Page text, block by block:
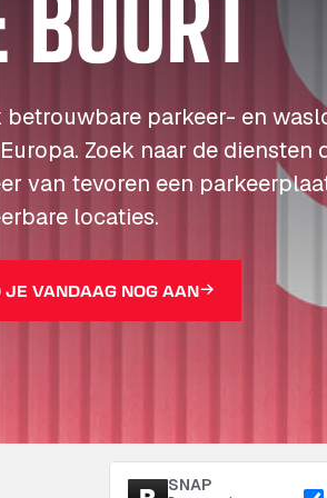
betrouwbare parkeer- en
Zoek naar de diensten
van tevoren een
locaties.
JE VANDAAG NOG AAN
SNAP